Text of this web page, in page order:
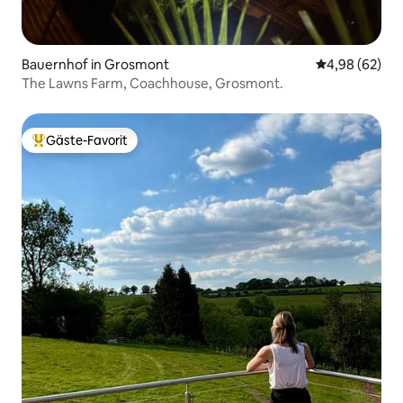
Bauernhof in Grosmont
4,98 (62)
The Lawns Farm, Coachhouse, Grosmont.
Beliebter Gäste-Favorit.
Gäste-Favorit